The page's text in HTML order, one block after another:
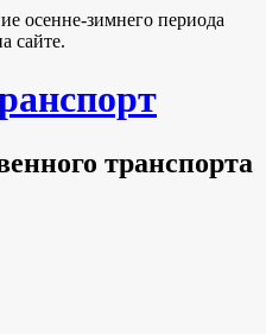
осенне-зимнего периода
сайте.
транспорта